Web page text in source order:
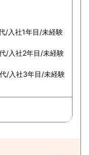
/入社1年目/未経験
/入社2年目/未経験
/入社3年目/未経験